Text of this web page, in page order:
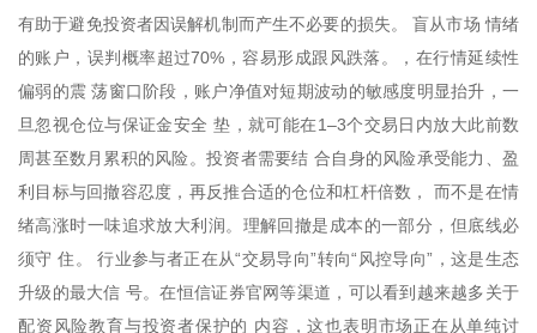
有助于避免投资者因误解机制而产生不必要的损失。 盲从市场 情绪
的账户，误判概率超过70%，容易形成跟风跌落。，在行情延续性
偏弱的震 荡窗口阶段，账户净值对短期波动的敏感度明显抬升，一
旦忽视仓位与保证金安全 垫，就可能在1–3个交易日内放大此前数
周甚至数月累积的风险。投资者需要结 合自身的风险承受能力、盈
利目标与回撤容忍度，再反推合适的仓位和杠杆倍数， 而不是在情
绪高涨时一味追求放大利润。理解回撤是成本的一部分，但底线必
须守 住。 行业参与者正在从“交易导向”转向“风控导向”，这是生态
升级的最大信 号。在恒信证券官网等渠道，可以看到越来越多关于
配资风险教育与投资者保护的 内容，这也表明市场正在从单纯讨